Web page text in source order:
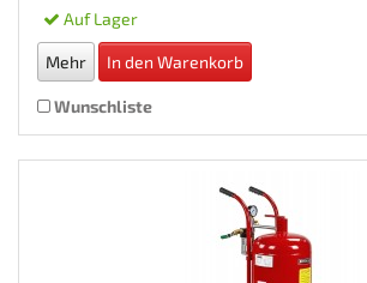
Auf Lager
Mehr In den Warenkorb
Wunschliste